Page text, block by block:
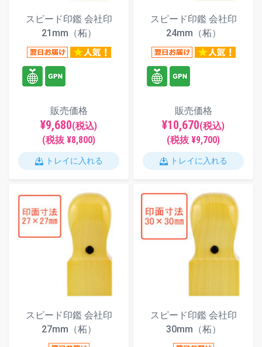
スピード印鑑 会社印
21mm（柘）
販売価格
¥9,680(税込)
(税抜 ¥8,800)
トレイに入れる
スピード印鑑 会社印
24mm（柘）
販売価格
¥10,670(税込)
(税抜 ¥9,700)
トレイに入れる
スピード印鑑 会社印
27mm（柘）
スピード印鑑 会社印
30mm（柘）